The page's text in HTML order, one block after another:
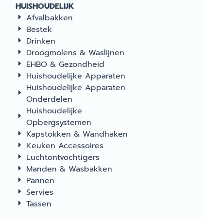
HUISHOUDELIJK
Afvalbakken
Bestek
Drinken
Droogmolens & Waslijnen
EHBO & Gezondheid
Huishoudelijke Apparaten
Huishoudelijke Apparaten
Onderdelen
Huishoudelijke
Opbergsystemen
Kapstokken & Wandhaken
Keuken Accessoires
Luchtontvochtigers
Manden & Wasbakken
Pannen
Servies
Tassen